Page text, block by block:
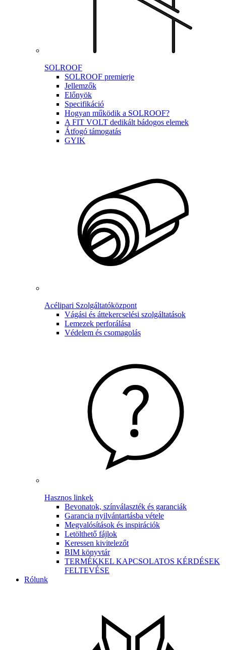
SOLROOF
SOLROOF premierje
Jellemzők
Előnyök
Specifikáció
Hogyan működik a SOLROOF?
A FIT VOLT dedikált bádogos elemek
Átfogó támogatás
GYIK
Acélipari Szolgáltatóközpont
Vágási és áttekercselési szolgáltatások
Lemezek perforálása
Védelem és csomagolás
Hasznos linkek
Bevonatok, színválaszték és garanciák
Garancia nyilvántartásba vétele
Megvalósítások és inspirációk
Letölthető fájlok
Keressen kivitelezőt
BIM könyvtár
TERMÉKKEL KAPCSOLATOS KÉRDÉSEK
FELTEVÉSE
Rólunk